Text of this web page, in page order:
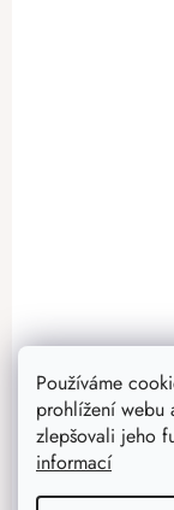
Používáme
prohlížení webu
zlepšovali jeho
informací